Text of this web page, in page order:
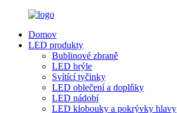
Domov
LED produkty
Bublinové zbraně
LED brýle
Svítící tyčinky
LED oblečení a doplňky
LED nádobí
LED klobouky a pokrývky hlavy